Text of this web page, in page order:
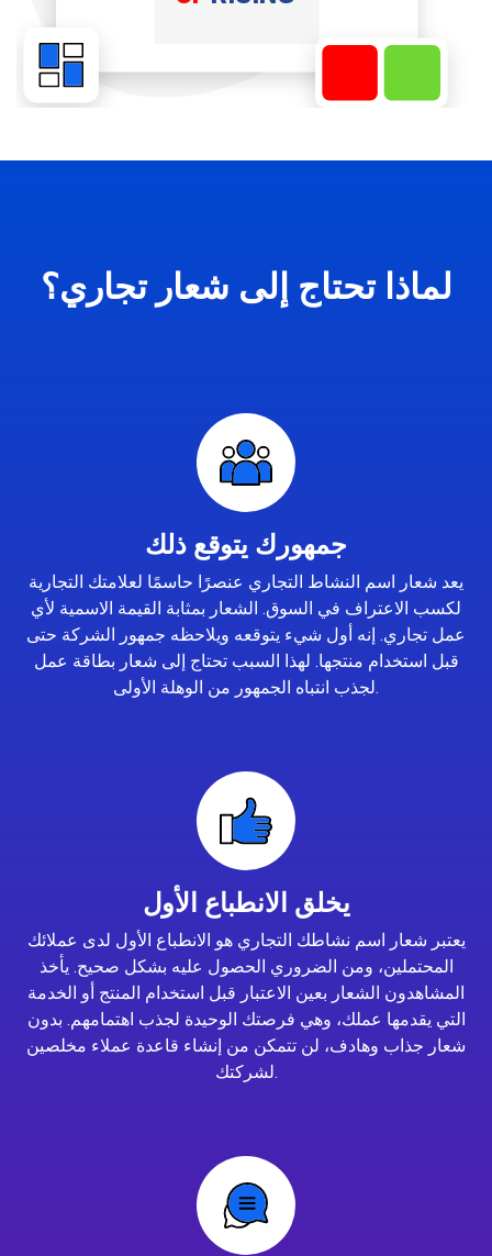
لماذا تحتاج إلى شعار تجاري؟
جمهورك يتوقع ذلك
يعد شعار اسم النشاط التجاري عنصرًا حاسمًا لعلامتك التجارية
لكسب الاعتراف في السوق. الشعار بمثابة القيمة الاسمية لأي
عمل تجاري. إنه أول شيء يتوقعه ويلاحظه جمهور الشركة حتى
قبل استخدام منتجها. لهذا السبب تحتاج إلى شعار بطاقة عمل
لجذب انتباه الجمهور من الوهلة الأولى.
يخلق الانطباع الأول
يعتبر شعار اسم نشاطك التجاري هو الانطباع الأول لدى عملائك
المحتملين، ومن الضروري الحصول عليه بشكل صحيح. يأخذ
المشاهدون الشعار بعين الاعتبار قبل استخدام المنتج أو الخدمة
التي يقدمها عملك، وهي فرصتك الوحيدة لجذب اهتمامهم. بدون
شعار جذاب وهادف، لن تتمكن من إنشاء قاعدة عملاء مخلصين
لشركتك.